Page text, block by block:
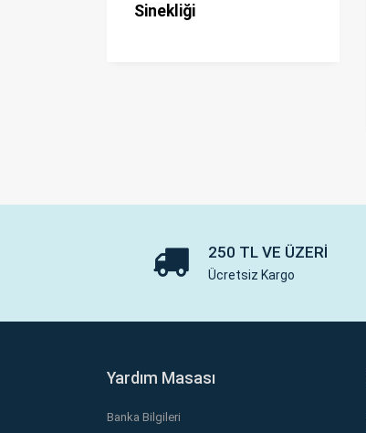
Sinekliği
250 TL VE ÜZERI
Ücretsiz Kargo
Yardım Masası
Banka Bilgileri